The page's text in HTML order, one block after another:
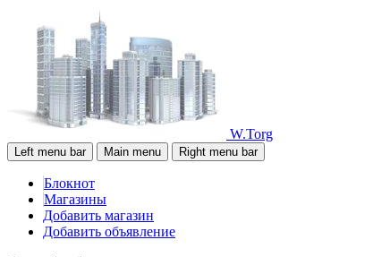
W.Torg
Left menu bar Main menu Right menu bar
Блокнот
Магазины
Добавить магазин
Добавить объявление